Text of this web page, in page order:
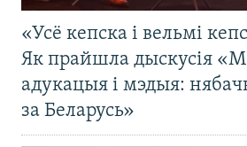
«Усё кепска і вельмі
Як прайшла дыскусія
адукацыя і мэдыя:
за Беларусь»